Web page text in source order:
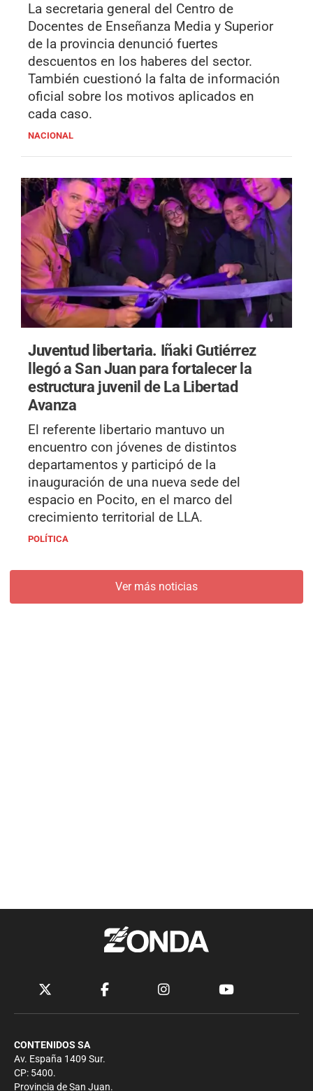
La secretaria general del Centro de
Docentes de Enseñanza Media y Superior
de la provincia denunció fuertes
descuentos en los haberes del sector.
También cuestionó la falta de información
oficial sobre los motivos aplicados en
cada caso.
NACIONAL
Juventud libertaria. Iñaki Gutiérrez
llegó a San Juan para fortalecer la
estructura juvenil de La Libertad
Avanza
El referente libertario mantuvo un
encuentro con jóvenes de distintos
departamentos y participó de la
inauguración de una nueva sede del
espacio en Pocito, en el marco del
crecimiento territorial de LLA.
POLÍTICA
Ver más noticias
CONTENIDOS SA
Av. España 1409 Sur.
CP: 5400.
Provincia de San Juan.